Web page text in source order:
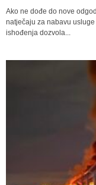
Ako ne dođe do nove
natječaju za nabavu
ishođenja dozvola...